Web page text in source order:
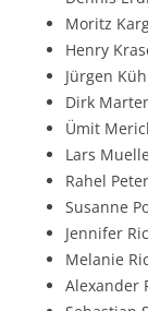
Moritz
Henry
Jürgen
Dirk
Ümit
Lars
Rahel
Susanne
Jennifer
Melanie
Alexander